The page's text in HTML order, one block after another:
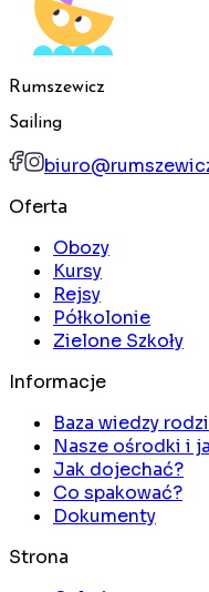
Rumszewicz
Sailing
Oferta
Obozy
Kursy
Rejsy
Półkolonie
Zielone Szkoły
Informacje
Baza wiedzy
Nasze ośrodki i
Jak dojechać?
Co spakować?
Dokumenty
Strona